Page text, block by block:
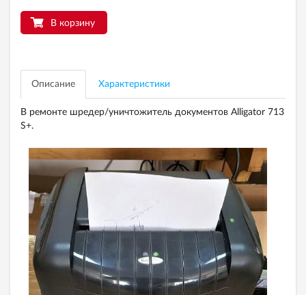
В корзину
Описание Характеристики
В ремонте шредер/уничтожитель документов Alligator 713
S+.